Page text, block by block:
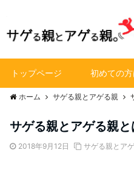
トップページ 初めての
ホーム サゲる親とアゲる親
サゲる親とアゲる親と
2018年9月12日 サゲる親とア